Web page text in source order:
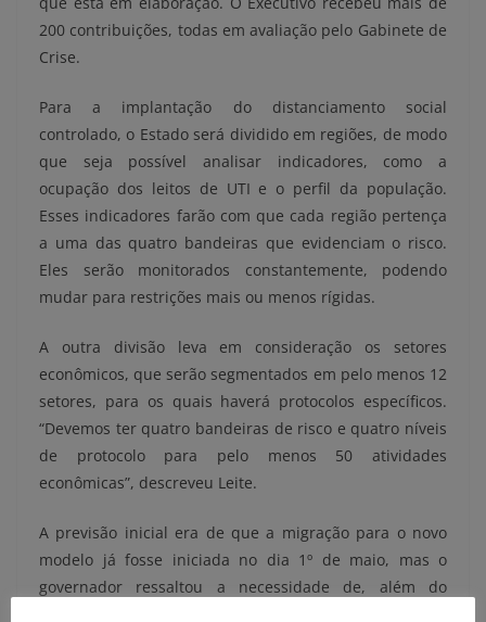
200 contribuições, todas em avaliação pelo Gabinete de
Crise.
Para a implantação do distanciamento social
controlado, o Estado será dividido em regiões, de modo
que seja possível analisar indicadores, como a
ocupação dos leitos de UTI e o perfil da população.
Esses indicadores farão com que cada região pertença
a uma das quatro bandeiras que evidenciam o risco.
Eles serão monitorados constantemente, podendo
mudar para restrições mais ou menos rígidas.
A outra divisão leva em consideração os setores
econômicos, que serão segmentados em pelo menos 12
setores, para os quais haverá protocolos específicos.
“Devemos ter quatro bandeiras de risco e quatro níveis
de protocolo para pelo menos 50 atividades
econômicas”, descreveu Leite.
A previsão inicial era de que a migração para o novo
modelo já fosse iniciada no dia 1º de maio, mas o
governador ressaltou a necessidade de, além do